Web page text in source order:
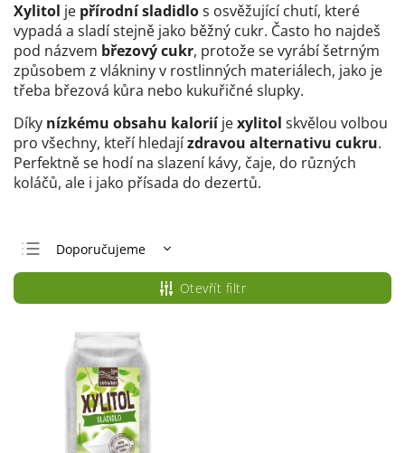
Xylitol je přírodní sladidlos osvěžující chutí, které
vypadá a sladí stejně jako běžný cukr. Často ho najdeš
pod názvem březový cukr, protože se vyrábí šetrným
způsobem z vlákniny v rostlinných materiálech, jako je
třeba březová kůra nebo kukuřičné slupky.
Díky nízkému obsahu kaloriíjexylitol skvělou volbou
pro všechny, kteří hledajízdravou alternativu cukru.
Perfektně se hodí na slazení kávy, čaje, do různých
koláčů, ale i jako přísada do dezertů.
Doporučujeme
Nejlevnější
Nejdražší
Nejprodávanější
Abecedně
Otevřít filtr